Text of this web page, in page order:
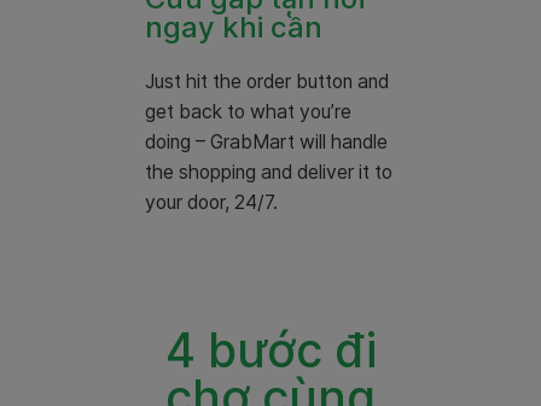
ngay khi cần
Just hit the order button and
get back to what you’re
doing – GrabMart will handle
the shopping and deliver it to
your door, 24/7.
4 bước đi